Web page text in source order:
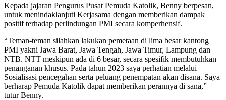
Kepada jajaran Pengurus Pusat Pemuda Katolik, Benny berpesan,
untuk menindaklanjuti Kerjasama dengan memberikan dampak
positif terhadap perlindungan PMI secara komperhensif.
“Teman-teman silahkan lakukan pemetaan di lima besar kantong
PMI yakni Jawa Barat, Jawa Tengah, Jawa Timur, Lampung dan
NTB. NTT meskipun ada di 6 besar, secara spesifik membutuhkan
penanganan khusus. Pada tahun 2023 saya perhatian melalui
Sosialisasi pencegahan serta peluang penempatan akan disana. Saya
berharap Pemuda Katolik dapat memberikan perannya di sana,”
tutur Benny.